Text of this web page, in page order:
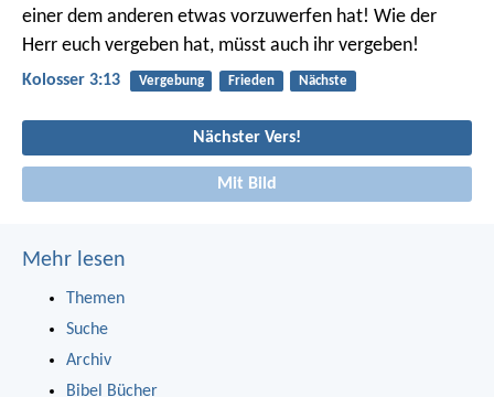
einer dem anderen etwas vorzuwerfen hat! Wie der
Herr euch vergeben hat, müsst auch ihr vergeben!
Kolosser 3:13 Vergebung Frieden Nächste
Nächster Vers!
Mit Bild
Mehr lesen
Themen
Suche
Archiv
Bibel Bücher